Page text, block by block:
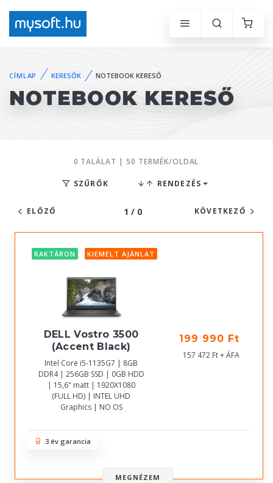
CÍMLAP KERESŐK NOTEBOOK KERESŐ
NOTEBOOK KERESŐ
0 TALÁLAT | 50 TERMÉK/OLDAL
SZŰRŐK RENDEZÉS
ELŐZŐ 1 / 0 KÖVETKEZŐ
RAKTÁRON KIEMELT AJÁNLAT
DELL Vostro 3500
(Accent Black)
Intel Core i5-1135G7 | 8GB
DDR4 | 256GB SSD | 0GB HDD
| 15,6" matt | 1920X1080
(FULL HD) | INTEL UHD
Graphics | NO OS
199 990 Ft
157 472 Ft + ÁFA
3 év garancia
MEGNÉZEM